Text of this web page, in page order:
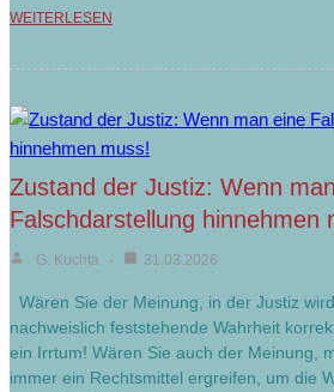
WEITERLESEN
Zustand der Justiz: Wenn
Falschdarstellung hinnehmen
G. Kuchta 31.03.2026
Wären Sie der Meinung, in der Justiz
nachweislich feststehende Wahrheit
ein Irrtum! Wären Sie auch der Meinung,
immer ein Rechtsmittel ergreifen, um die